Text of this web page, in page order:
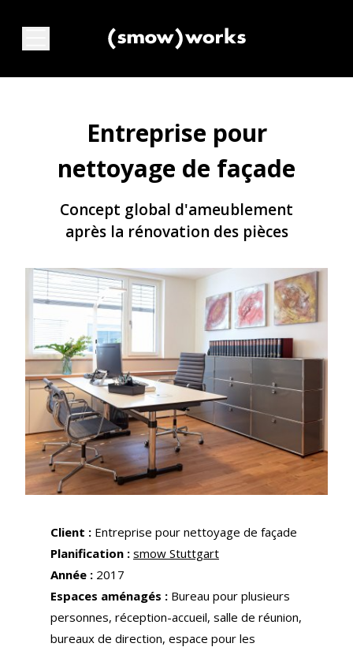
Entreprise pour
nettoyage de façade
Concept global d'ameublement
après la rénovation des pièces
Client : Entreprise pour nettoyage de façade
Planification : smow Stuttgart
Année : 2017
Espaces aménagés : Bureau pour plusieurs
personnes, réception-accueil, salle de réunion,
bureaux de direction, espace pour les